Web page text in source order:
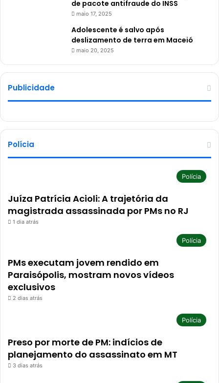
de pacote antifraude do INSS
maio 17, 2025
Adolescente é salvo após
deslizamento de terra em Maceió
maio 20, 2025
Publicidade
Polícia
Polícia
Juíza Patrícia Acioli: A trajetória da
magistrada assassinada por PMs no RJ
1 dia atrás
Polícia
PMs executam jovem rendido em
Paraisópolis, mostram novos vídeos
exclusivos
2 dias atrás
Polícia
Preso por morte de PM: indícios de
planejamento do assassinato em MT
3 dias atrás